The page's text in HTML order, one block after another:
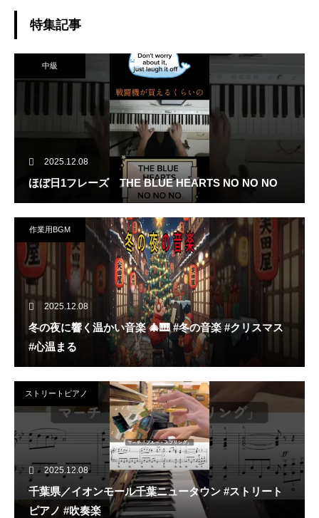
リートピアノ
特集記事
中級
2025.12.08
ほぼ日1フレーズ THE BLUE HEARTS NO NO NO
作業用BGM
2025.12.08
冬の夜に響く温かい音楽 🎄🎹 #冬の音楽 #クリスマス
#心温まる
ストリートピアノ
2025.12.08
千葉県／イオンモール千葉ニュータウン #ストリート
ピアノ #吹奏楽